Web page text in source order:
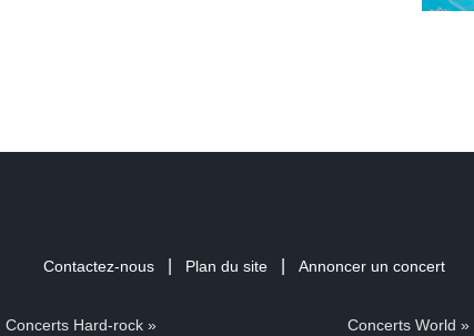
Contactez-nous Plan du site Annoncer un concert
Concerts Hard-rock »
Concerts World »